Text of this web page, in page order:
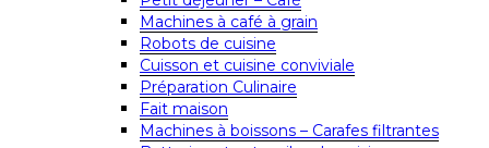
Machines à café à grain
Robots de cuisine
Cuisson et cuisine conviviale
Préparation Culinaire
Fait maison
Machines à boissons – Carafes filtrantes